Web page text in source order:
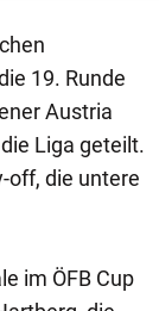
19. Runde
Austria
Liga geteilt.
off, die untere
im ÖFB Cup